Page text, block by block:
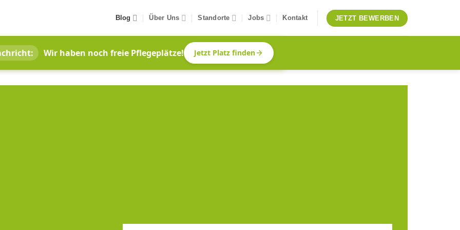
Blog Über Uns Standorte Jobs Kontakt JETZT BEWERBEN
Wir haben noch freie Pflegeplätze! Jetzt Platz finden